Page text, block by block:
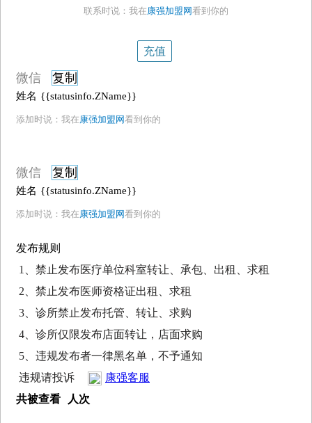
联系时说：我在康强加盟网看到你的
充值
微信 复制
姓名 {{statusinfo.ZName}}
添加时说：我在康强加盟网看到你的
微信 复制
姓名 {{statusinfo.ZName}}
添加时说：我在康强加盟网看到你的
发布规则
1、禁止发布医疗单位科室转让、承包、出租、求租
2、禁止发布医师资格证出租、求租
3、诊所禁止发布托管、转让、求购
4、诊所仅限发布店面转让，店面求购
5、违规发布者一律黑名单，不予通知
违规请投诉
康强客服
共被查看
人次